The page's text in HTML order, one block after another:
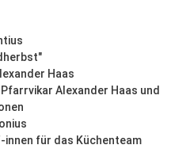
Haas
Alexander Haas und
für das Küchenteam